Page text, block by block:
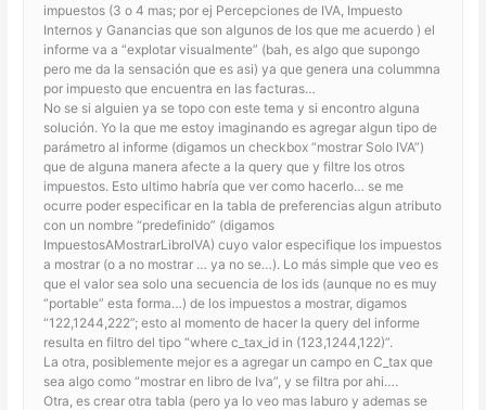
impuestos (3 o 4 mas; por ej Percepciones de IVA, Impuesto
Internos y Ganancias que son algunos de los que me acuerdo ) el
informe va a “explotar visualmente” (bah, es algo que supongo
pero me da la sensación que es asi) ya que genera una colummna
por impuesto que encuentra en las facturas…
No se si alguien ya se topo con este tema y si encontro alguna
solución. Yo la que me estoy imaginando es agregar algun tipo de
parámetro al informe (digamos un checkbox “mostrar Solo IVA”)
que de alguna manera afecte a la query que y filtre los otros
impuestos. Esto ultimo habría que ver como hacerlo… se me
ocurre poder especificar en la tabla de preferencias algun atributo
con un nombre “predefinido” (digamos
ImpuestosAMostrarLibroIVA) cuyo valor especifique los impuestos
a mostrar (o a no mostrar … ya no se…). Lo más simple que veo es
que el valor sea solo una secuencia de los ids (aunque no es muy
“portable” esta forma…) de los impuestos a mostrar, digamos
“122,1244,222”; esto al momento de hacer la query del informe
resulta en filtro del tipo “where c_tax_id in (123,1244,122)”.
La otra, posiblemente mejor es a agregar un campo en C_tax que
sea algo como “mostrar en libro de Iva”, y se filtra por ahi….
Otra, es crear otra tabla (pero ya lo veo mas laburo y ademas se